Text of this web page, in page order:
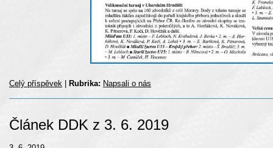
Celý příspěvek Rubrika: Napsali o nás
Článek DDK z 3. 6. 2019